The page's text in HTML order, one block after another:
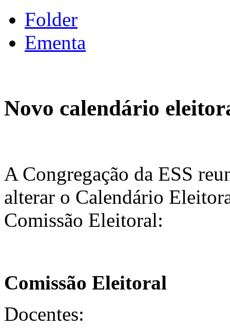
Folder
Ementa
Novo calendário
A Congregação da ESS
alterar o Calendário
Comissão Eleitoral:
Comissão Eleitoral
Docentes: